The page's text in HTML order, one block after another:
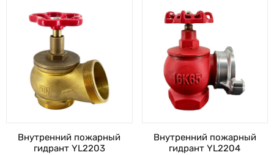
Внутренний пожарный
гидрант YL2203
Внутренний пожарный
гидрант YL2204